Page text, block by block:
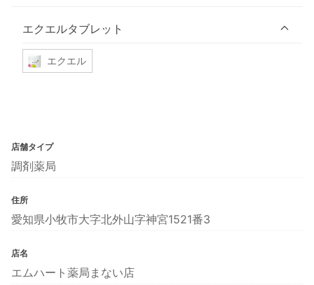
エクエルタブレット
エクエル
店舗タイプ
調剤薬局
住所
愛知県小牧市大字北外山字神宮1521番3
店名
エムハート薬局まない店